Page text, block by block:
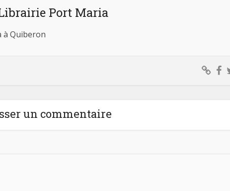
Port Maria
à Quiberon
un commentaire